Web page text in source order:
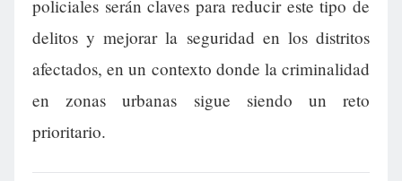
policiales serán claves para reducir este tipo de
delitos y mejorar la seguridad en los distritos
afectados, en un contexto donde la criminalidad
en zonas urbanas sigue siendo un reto
prioritario.